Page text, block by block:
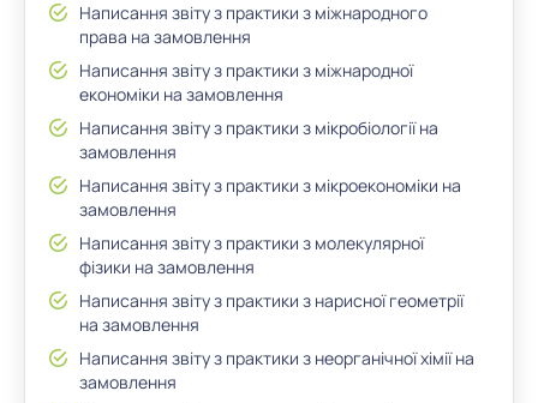
Написання звіту з практики з міжнародного
права на замовлення
Написання звіту з практики з міжнародної
економіки на замовлення
Написання звіту з практики з мікробіології на
замовлення
Написання звіту з практики з мікроекономіки на
замовлення
Написання звіту з практики з молекулярної
фізики на замовлення
Написання звіту з практики з нарисної геометрії
на замовлення
Написання звіту з практики з неорганічної хімії на
замовлення